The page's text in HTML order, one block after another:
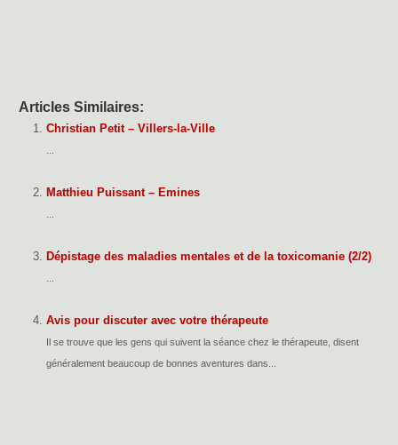
Articles Similaires:
Christian Petit – Villers-la-Ville
Matthieu Puissant – Emines
Dépistage des maladies mentales et de la toxicomanie (2/2)
Avis pour discuter avec votre thérapeute
Il se trouve que les gens qui suivent la séance chez le thérapeute, disent
généralement beaucoup de bonnes aventures dans...